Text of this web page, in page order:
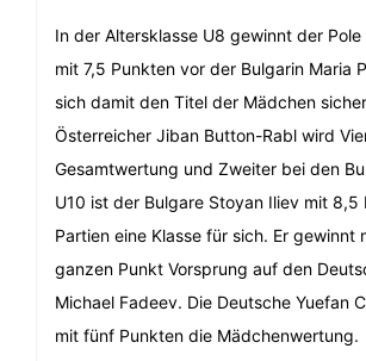
In der Altersklasse U8 gewinnt der
mit 7,5 Punkten vor der Bulgarin Maria
sich damit den Titel der Mädchen
Österreicher Jiban Button-Rabl wird
Gesamtwertung und Zweiter bei den
U10 ist der Bulgare Stoyan Iliev mit 8,5
Partien eine Klasse für sich. Er gewinnt
ganzen Punkt Vorsprung auf den
Michael Fadeev. Die Deutsche Yuefan
mit fünf Punkten die Mädchenwertung.